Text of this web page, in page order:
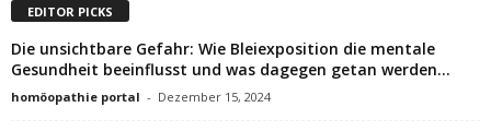
EDITOR PICKS
Die unsichtbare Gefahr: Wie Bleiexposition die mentale
Gesundheit beeinflusst und was dagegen getan werden...
homöopathie portal - Dezember 15, 2024